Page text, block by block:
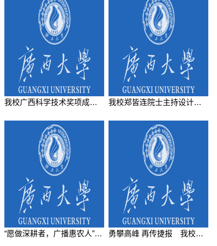
我校广西科学技术奖项成果系列展（一）木质纤维改性及其在重金属污染修复中的应用 我校郑皆连院士主持设计建造的平南三桥获“中国钢结构金奖年度杰出工程大奖”
“愿做深耕者，广播惠农人”——记广西最美科技工作者我校唐小付老师 勇攀高峰 再传捷报 我校获广西科学技术奖创历史最好成绩